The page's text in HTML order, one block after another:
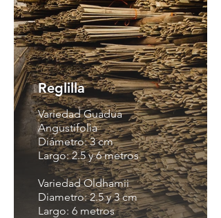
Reglilla
Variedad Guadua
Angustifolia
Diámetro: 3 cm
Largo: 2.5 y 6 metros
Variedad Oldhamii
Diametro: 2.5 y 3 cm
Largo: 6 metros